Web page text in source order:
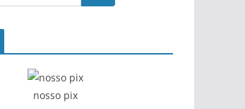
nosso pix